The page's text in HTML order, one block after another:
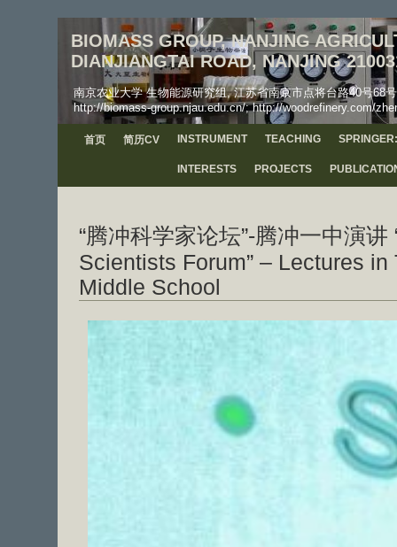
BIOMASS GROUP, NANJING
DIANJIANGTAI ROAD, NANJING
南京农业大学 生物能源研究组, 江苏省南京市点将台路40号68
http://biomass-group.njau.edu.cn/; http://woodrefinery.com/
首页 简历CV INSTRUMENT TEACHING
INTERESTS PROJECTS
“腾冲科学家论坛”-腾冲一中演讲
Scientists Forum” – Lectures in
Middle School